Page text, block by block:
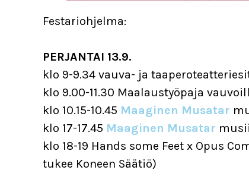
Festariohjelma:
PERJANTAI 13.9.
klo 9-9.34 vauva- ja
klo 9.00-11.30 Maalaustyöpaja
klo 10.15-10.45 Maaginen Musatar
klo 17-17.45 Maaginen Musatar
klo 18-19 Hands some Feet x Opus
tukee Koneen Säätiö)